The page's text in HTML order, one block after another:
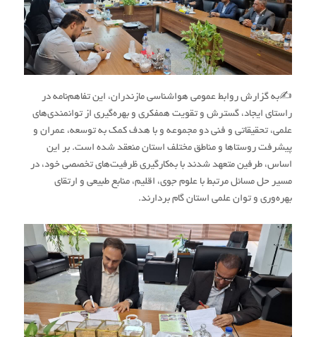
✍به گزارش روابط عمومی هواشناسی مازندران، این تفاهم‌نامه در
راستای ایجاد، گسترش و تقویت همفکری و بهره‌گیری از توانمندی‌های
علمی، تحقیقاتی و فنی دو مجموعه و با هدف کمک به توسعه، عمران و
پیشرفت روستاها و مناطق مختلف استان منعقد شده است. بر این
اساس، طرفین متعهد شدند با به‌کارگیری ظرفیت‌های تخصصی خود، در
مسیر حل مسائل مرتبط با علوم جوی، اقلیم، منابع طبیعی و ارتقای
بهره‌وری و توان علمی استان گام بردارند.